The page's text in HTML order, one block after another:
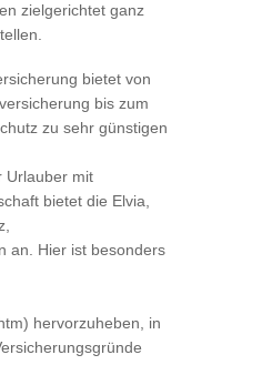
zielgerichtet ganz
bietet von
bis zum
zu sehr günstigen
Urlauber mit
bietet die Elvia,
an. Hier ist besonders
hervorzuheben, in